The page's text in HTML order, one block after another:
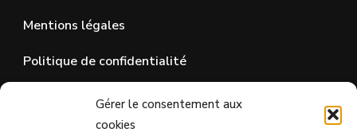
Gérer le consentement aux
cookies
Mentions légales
Politique de confidentialité
SUR LES RÉSEAUX SOCIAUX